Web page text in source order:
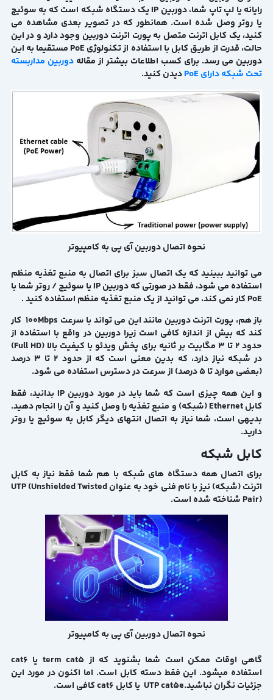
رایانه یا لپ تاپ شما، دوربین IP یک دستگاه شبکه است که به سوئیچ
یا روتر وصل شده است. همانطور که در تصویر بعدی مشاهده می
کنید، یک کابل اترنت متصل به پورت اترنت دوربین وجود دارد و در این
حالت، قدرت از طریق کابل با استفاده از تکنولوژی PoE مستقیما به این
دوربین می رسد. برای کسب اطلاعات بیشتر از مقالهدوربین مداربسته
تحت شبکه دارای PoE
دیدن کنید.
نحوه اتصال دوربین آی پی به کامپیوتر
می توانید ببینید که یک اتصال سبز برای اتصال به منبع تغذیه منظم
استفاده می شود، فقط در صورتی که دوربین IP یا سوئیچ / روتر شما با
PoE کار نمی کند، می توانید از یک منبع تغذیه منظم استفاده کنید .
باز هم، پورت اترنت دوربین مانند این می تواند با سرعت 100Mbps کار
کند که بیش از اندازه کافی است زیرا دوربین در واقع با استفاده از
حدود 2 تا 3 مگابیت بر ثانیه برای پخش ویدئو با کیفیت بالا (Full HD)
در شبکه نیاز دارد، که بدین معنی است که از حدود 2 تا 3 درصد
(بعضی موارد تا 5 درصد) از سرعت در دسترس استفاده می شود.
و این همه چیزی است که شما باید در مورد دوربین IP بدانید، فقط
کابل Ethernet (شبکه) و منبع تغذیه را وصل کنید و آن را انجام دهید.
بدیهی است، شما نیاز به اتصال انتهای دیگر کابل به سوئیچ یا روتر
دارید.
کابل شبکه
برای اتصال همه دستگاه های شبکه با هم شما فقط نیاز به کابل
اترنت (شبکه) نیز با نام فنی خود به عنوان UTP (Unshielded Twisted
Pair) شناخته شده است.
نحوه اتصال دوربین آی پی به کامپیوتر
گاهی اوقات ممکن است شما بشنوید که از term cat5 یا cat6
استفاده میشود. این فقط دسته کابل است. اما اکنون در مورد این
جزئیات نگران نباشید.UTP cat5e یا کابل cat6 کافی است.